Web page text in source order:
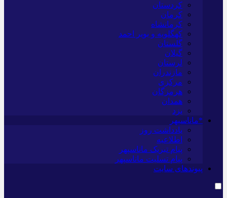
کردستان
کرمان
کرمانشاه
کهگلویه و بویر احمد
گلستان
گیلان
لرستان
مازندران
مرکزی
هرمزگان
همدان
یزد
*ماناسپهر
یادداشت روز
اطلاعیه
پیام تبریک ماناسپهر
پیام تسلیت ماناسپهر
پیوندهای سایت